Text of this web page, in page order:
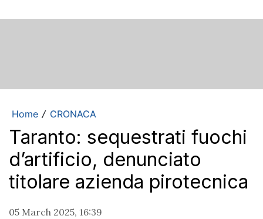
Home / CRONACA
Taranto: sequestrati fuochi
d’artificio, denunciato
titolare azienda pirotecnica
05 March 2025, 16:39